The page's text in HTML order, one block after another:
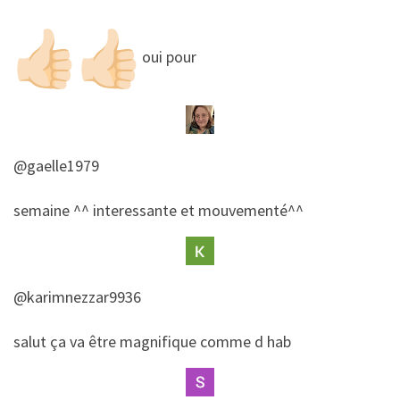
oui pour
@gaelle1979
​​semaine ^^ interessante et mouvementé^^
@karimnezzar9936
​​salut ça va être magnifique comme d hab